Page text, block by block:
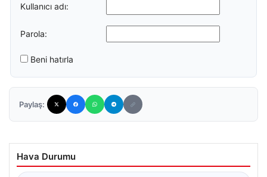
Kullanıcı adı:
Parola:
Beni hatırla
Paylaş:
Hava Durumu